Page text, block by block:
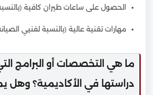
الحصول على ساعات طيران كافية
مهارات تقنية عالية (بالنسبة لفنيي
ما هي التخصصات أو البرامج
دراستها في الأكاديمية؟ وهل